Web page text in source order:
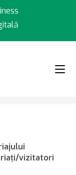
vizitatori